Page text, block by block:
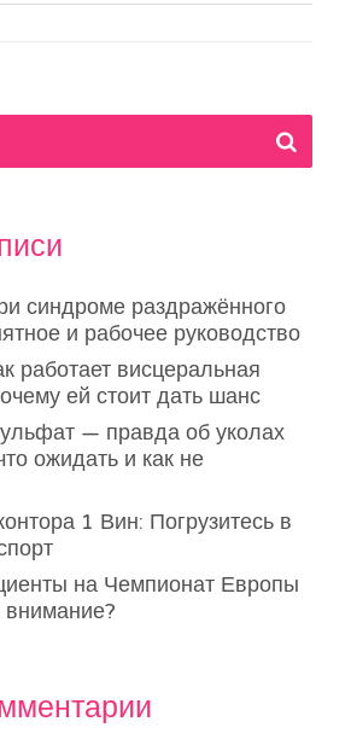
синдроме раздражённого
и рабочее руководство
работает висцеральная
ей стоит дать шанс
— правда об уколах
ожидать и как не
1 Вин: Погрузитесь в
на Чемпионат Европы
внимание?